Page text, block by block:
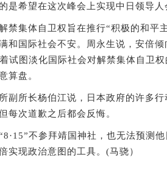
是希望在这次峰会上实现中日领导人
集体自卫权旨在推行“积极的和平
和国际社会不安。周永生说，安倍倾
试图淡化国际社会对解禁集体自卫权
算盘。
所长杨伯江说，日本政府的许多行
每次道歉之后都会反悔。
不参拜靖国神社，也无法预测他
实现政治意图的工具。(马骁）